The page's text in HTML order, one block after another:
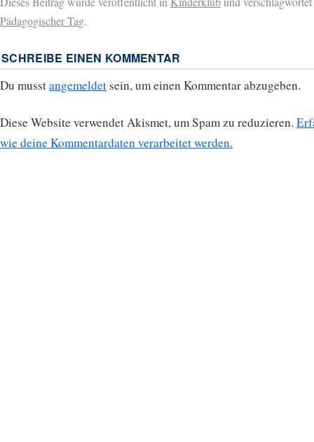
Pädagogischer Tag.
SCHREIBE EINEN KOMMENTAR
Du musstangemeldet sein, um einen Kommentar abzugeben.
Diese Website verwendet Akismet, um Spam zu reduzieren.
wie deine Kommentardaten verarbeitet werden.